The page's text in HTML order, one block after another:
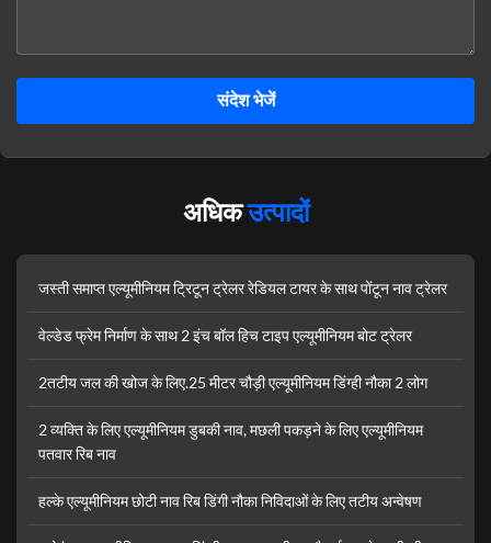
संदेश भेजें
अधिकउत्पादों
जस्ती समाप्त एल्यूमीनियम ट्रिटून ट्रेलर रेडियल टायर के साथ पोंटून नाव ट्रेलर
वेल्डेड फ्रेम निर्माण के साथ 2 इंच बॉल हिच टाइप एल्यूमीनियम बोट ट्रेलर
2तटीय जल की खोज के लिए.25 मीटर चौड़ी एल्यूमीनियम डिंग्ही नौका 2 लोग
2 व्यक्ति के लिए एल्यूमीनियम डुबकी नाव, मछली पकड़ने के लिए एल्यूमीनियम
पतवार रिब नाव
हल्के एल्यूमीनियम छोटी नाव रिब डिंगी नौका निविदाओं के लिए तटीय अन्वेषण